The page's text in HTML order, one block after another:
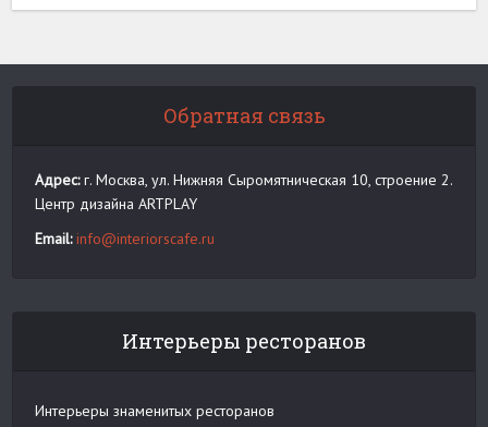
Обратная связь
Адрес:г. Москва, ул. Нижняя Сыромятническая 10, строение 2.
Центр дизайна ARTPLAY
Email: info@interiorscafe.ru
Интерьеры ресторанов
Интерьеры знаменитых ресторанов